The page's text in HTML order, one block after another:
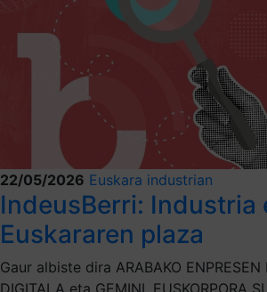
22/05/2026 Euskara industrian
IndeusBerri: Industria
Euskararen plaza
Gaur albiste dira ARABAKO ENPRESEN
DIGITALA eta GEMINI, EUSKORPORA